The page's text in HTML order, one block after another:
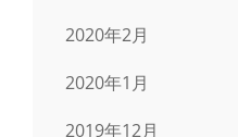
2020年2月
2020年1月
2019年12月